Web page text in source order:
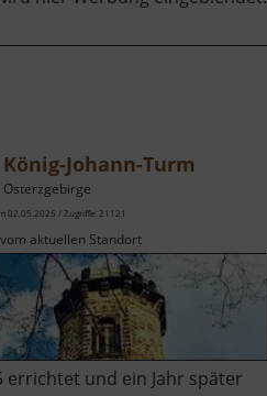
König-Johann-Turm
Osterzgebirge
02.05.2025 / Zugriffe: 21121
aktuellen Standort
errichtet und ein Jahr später